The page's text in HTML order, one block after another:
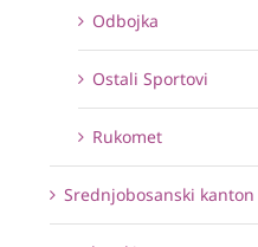
Odbojka
Ostali Sportovi
Rukomet
Srednjobosanski kanton